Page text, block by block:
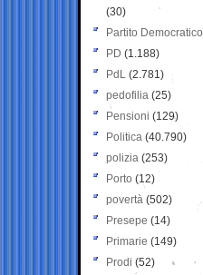
(30)
Partito Democratico
PD (1.188)
PdL (2.781)
pedofilia (25)
Pensioni (129)
Politica (40.790)
polizia (253)
Porto (12)
povertà (502)
Presepe (14)
Primarie (149)
Prodi (52)